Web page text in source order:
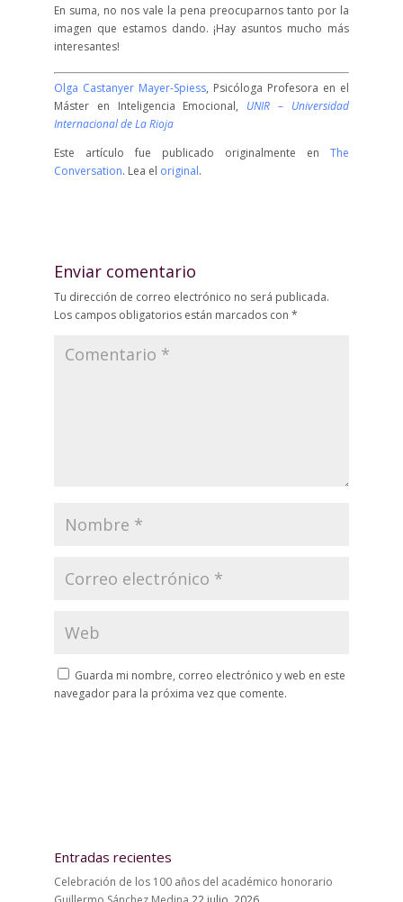
En suma, no nos vale la pena preocuparnos tanto por la
imagen que estamos dando. ¡Hay asuntos mucho más
interesantes!
Olga Castanyer Mayer-Spiess, Psicóloga Profesora en el
Máster en Inteligencia Emocional, UNIR – Universidad
Internacional de La Rioja
Este artículo fue publicado originalmente enThe
Conversation. Lea el original.
Enviar comentario
Tu dirección de correo electrónico no será publicada.
Los campos obligatorios están marcados con *
Guarda mi nombre, correo electrónico y web en este
navegador para la próxima vez que comente.
Entradas recientes
Celebración de los 100 años del académico honorario